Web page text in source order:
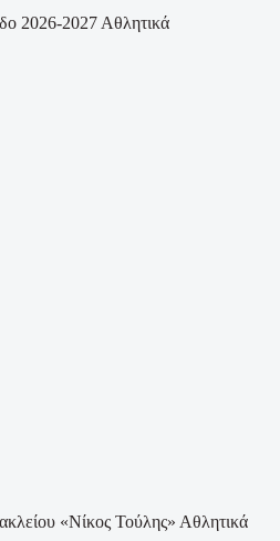
Αθλητικά
Αθλητικά